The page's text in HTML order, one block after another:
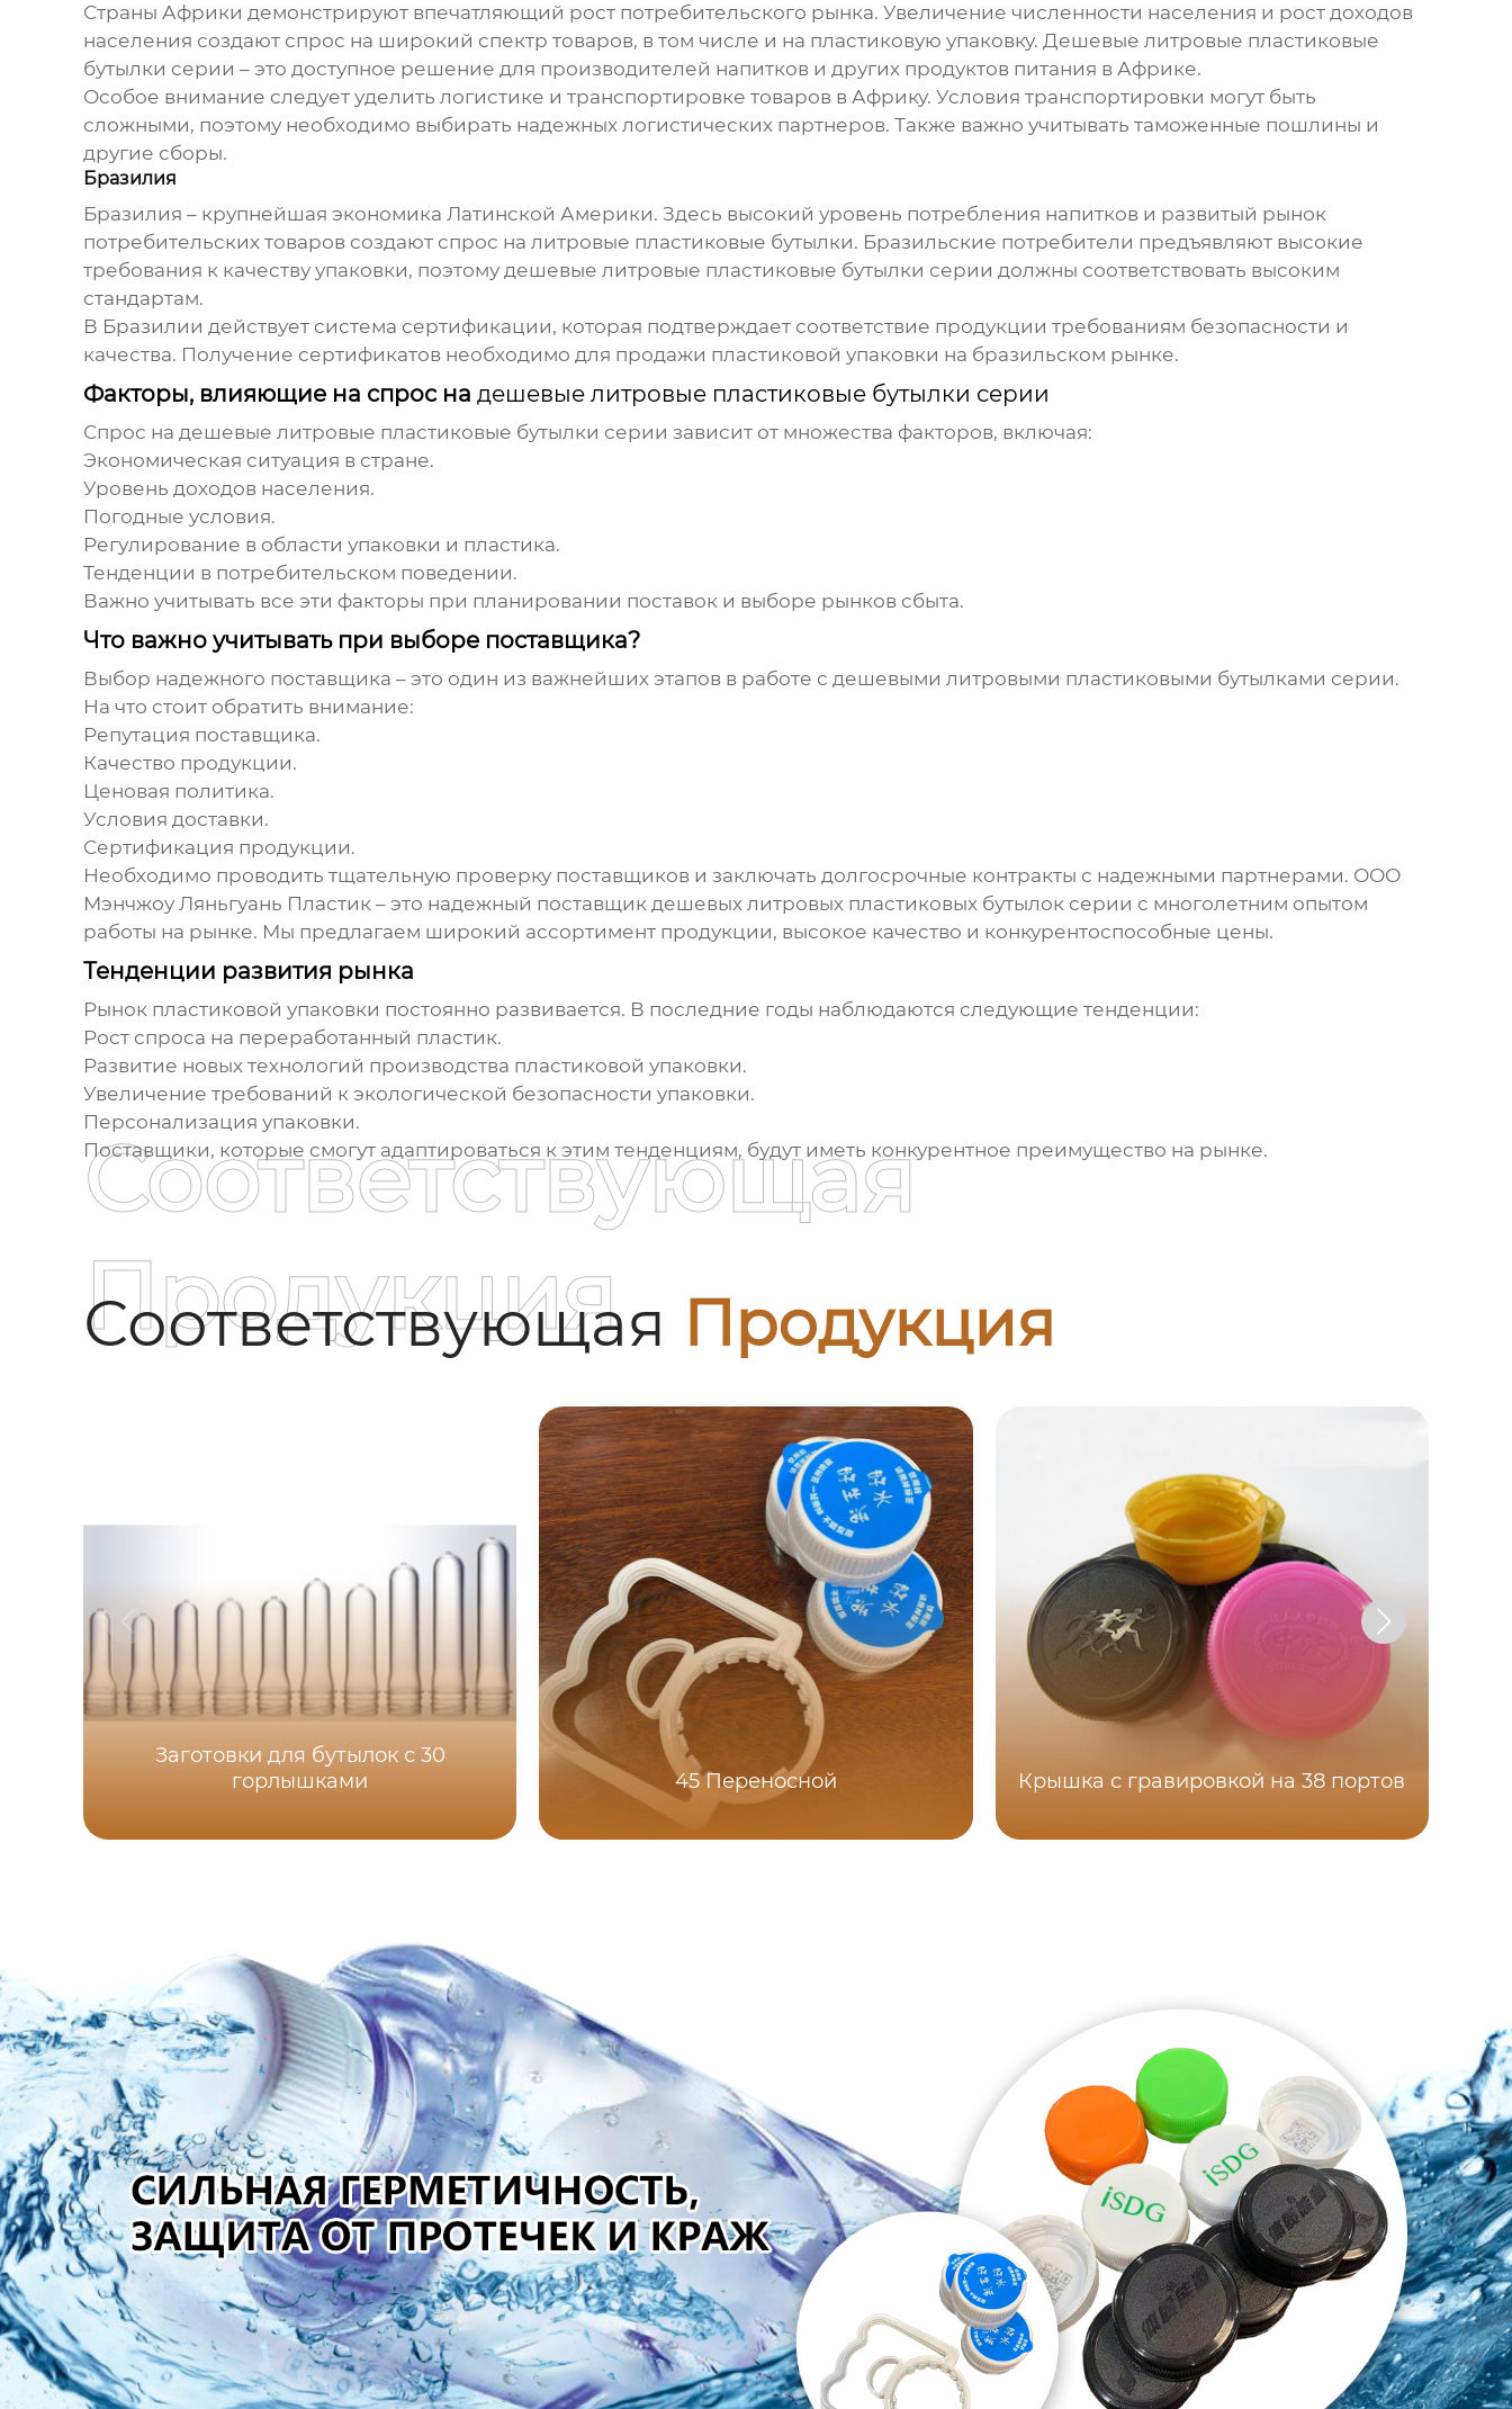
Страны Африки демонстрируют впечатляющий рост потребительского рынка. Увеличение численности населения и рост доходов
населения создают спрос на широкий спектр товаров, в том числе и на пластиковую упаковку. Дешевые литровые пластиковые
бутылки серии – это доступное решение для производителей напитков и других продуктов питания в Африке.
Особое внимание следует уделить логистике и транспортировке товаров в Африку. Условия транспортировки могут быть
сложными, поэтому необходимо выбирать надежных логистических партнеров. Также важно учитывать таможенные пошлины и
другие сборы.
Бразилия
Бразилия – крупнейшая экономика Латинской Америки. Здесь высокий уровень потребления напитков и развитый рынок
потребительских товаров создают спрос на литровые пластиковые бутылки. Бразильские потребители предъявляют высокие
требования к качеству упаковки, поэтому дешевые литровые пластиковые бутылки серии должны соответствовать высоким
стандартам.
В Бразилии действует система сертификации, которая подтверждает соответствие продукции требованиям безопасности и
качества. Получение сертификатов необходимо для продажи пластиковой упаковки на бразильском рынке.
Факторы, влияющие на спрос на дешевые литровые пластиковые бутылки серии
Спрос на дешевые литровые пластиковые бутылки серии зависит от множества факторов, включая:
Экономическая ситуация в стране.
Уровень доходов населения.
Погодные условия.
Регулирование в области упаковки и пластика.
Тенденции в потребительском поведении.
Важно учитывать все эти факторы при планировании поставок и выборе рынков сбыта.
Что важно учитывать при выборе поставщика?
Выбор надежного поставщика – это один из важнейших этапов в работе с дешевыми литровыми пластиковыми бутылками серии.
На что стоит обратить внимание:
Репутация поставщика.
Качество продукции.
Ценовая политика.
Условия доставки.
Сертификация продукции.
Необходимо проводить тщательную проверку поставщиков и заключать долгосрочные контракты с надежными партнерами. ООО
Мэнчжоу Ляньгуань Пластик – это надежный поставщик дешевых литровых пластиковых бутылок серии с многолетним опытом
работы на рынке. Мы предлагаем широкий ассортимент продукции, высокое качество и конкурентоспособные цены.
Тенденции развития рынка
Рынок пластиковой упаковки постоянно развивается. В последние годы наблюдаются следующие тенденции:
Рост спроса на переработанный пластик.
Развитие новых технологий производства пластиковой упаковки.
Увеличение требований к экологической безопасности упаковки.
Персонализация упаковки.
Поставщики, которые смогут адаптироваться к этим тенденциям, будут иметь конкурентное преимущество на рынке.
Соответствующая Продукция
Соответствующая
Продукция
Заготовки для бутылок с 30
горлышками
45 Переносной Крышка с гравировкой на 38 портов